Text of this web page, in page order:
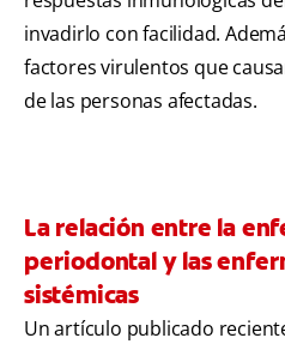
invadirlo con facilidad.
factores virulentos que
de las personas afectadas.
La relación entre la
periodontal y las
sistémicas
Un artículo publicado